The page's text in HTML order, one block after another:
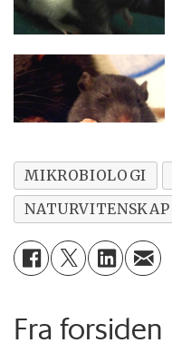
MIKROBIOLOGI
NATURVITENSKAP
Fra forsiden